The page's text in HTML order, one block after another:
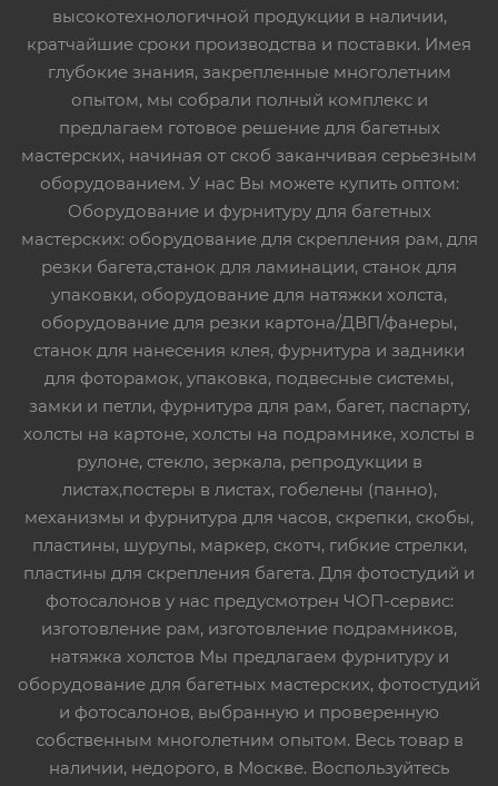
высокотехнологичной продукции в наличии,
кратчайшие сроки производства и поставки. Имея
глубокие знания, закрепленные многолетним
опытом, мы собрали полный комплекс и
предлагаем готовое решение для багетных
мастерских, начиная от скоб заканчивая серьезным
оборудованием. У нас Вы можете купить оптом:
Оборудование и фурнитуру для багетных
мастерских: оборудование для скрепления рам, для
резки багета,станок для ламинации, станок для
упаковки, оборудование для натяжки холста,
оборудование для резки картона/ДВП/фанеры,
станок для нанесения клея, фурнитура и задники
для фоторамок, упаковка, подвесные системы,
замки и петли, фурнитура для рам, багет, паспарту,
холсты на картоне, холсты на подрамнике, холсты в
рулоне, стекло, зеркала, репродукции в
листах,постеры в листах, гобелены (панно),
механизмы и фурнитура для часов, скрепки, скобы,
пластины, шурупы, маркер, скотч, гибкие стрелки,
пластины для скрепления багета. Для фотостудий и
фотосалонов у нас предусмотрен ЧОП-сервис:
изготовление рам, изготовление подрамников,
натяжка холстов Мы предлагаем фурнитуру и
оборудование для багетных мастерских, фотостудий
и фотосалонов, выбранную и проверенную
собственным многолетним опытом. Весь товар в
наличии, недорого, в Москве. Воспользуйтесь